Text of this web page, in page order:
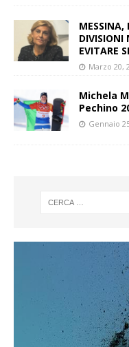
MESSINA,
DIVISIONI
EVITARE
Marzo 20,
Michela
Pechino
Gennaio